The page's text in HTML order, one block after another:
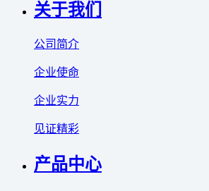
关于我们
公司简介
企业使命
企业实力
见证精彩
产品中心